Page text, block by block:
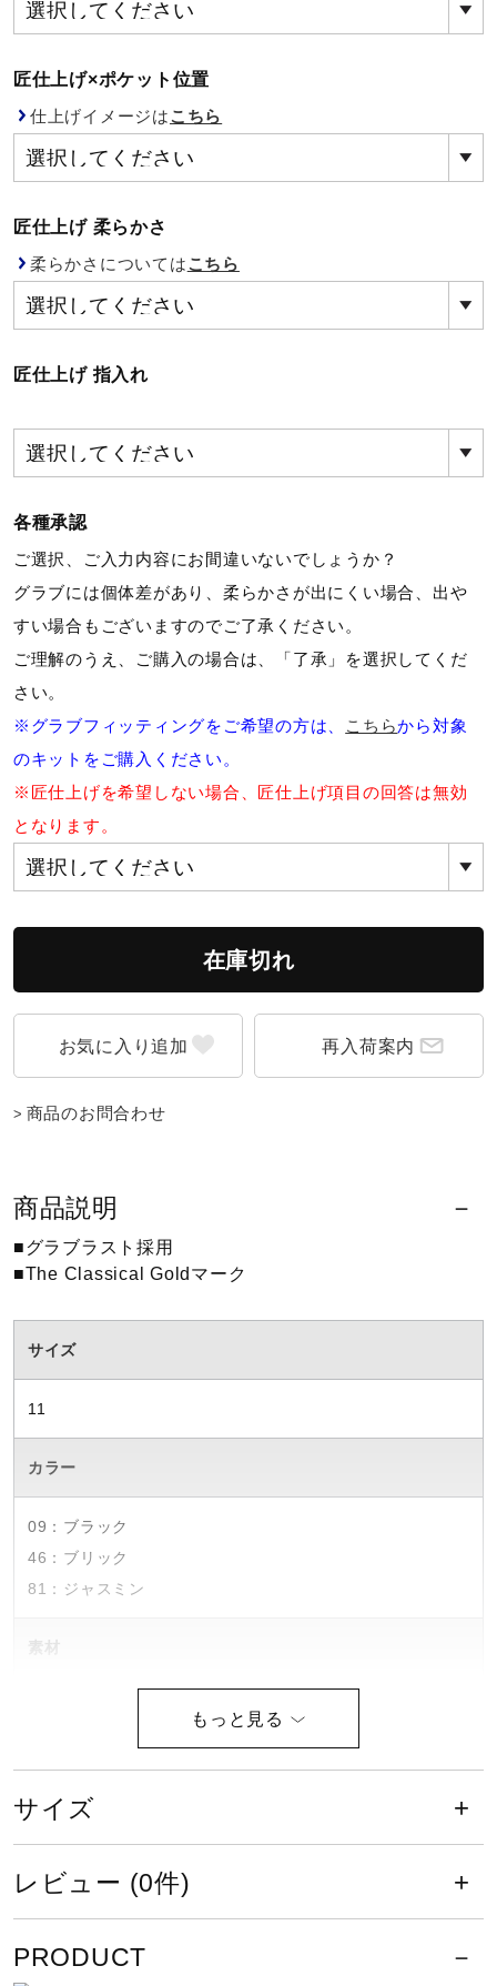
健康／エクササイズ
メディカル
コラボ／ライセンス
その他
直営店一覧
取扱店一覧
匠仕上げ×ポケット位置
仕上げイメージはこちら
匠仕上げ 柔らかさ
柔らかさについてはこちら
匠仕上げ 指入れ
各種承認
ご選択、ご入力内容にお間違いないでしょうか？
グラブには個体差があり、柔らかさが出にくい場合、出や
すい場合もございますのでご了承ください。
ご理解のうえ、ご購入の場合は、「了承」を選択してくだ
さい。
※グラブフィッティングをご希望の方は、
こちらから対象
のキットをご購入ください。
※匠仕上げを希望しない場合、匠仕上げ項目の回答は無効
となります。
在庫切れ
再入荷案内
商品のお問合わせ
商品説明
■グラブラスト採用
■The Classical Goldマーク
サイズ
11
カラー
09：ブラック
46：ブリック
81：ジャスミン
素材
原産国
ミズノプログラブ袋付き（中国製）、1個箱入り
サイズ
レビュー (0件)
PRODUCT